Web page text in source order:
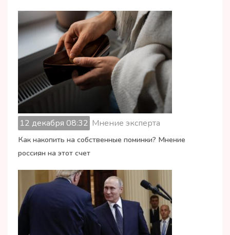
12 декабря 08:32 Мнение эксперта
Как накопить на собственные поминки? Мнение
россиян на этот счет